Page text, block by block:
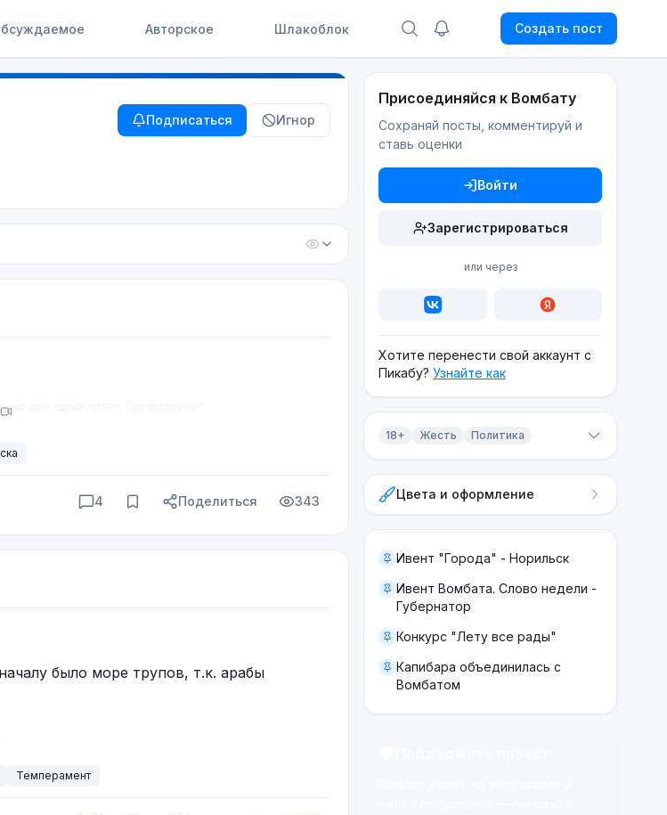
Авторское Шлакоблок Создать пост
Подписаться Игнор
но всё одно летят "по воздуху"
4 Поделиться 343
было море трупов, т.к. арабы
Темперамент
Присоединяйся к Вомбату
Сохраняй посты, комментируй и
ставь оценки
Войти
Зарегистрироваться
или через
Хотите перенести свой аккаунт с
Пикабу? Узнайте как
18+ Жесть Политика
ЖестьЦвета и оформление
Ивент "Города" - Норильск
Ивент Вомбата. Слово недели -
Губернатор
Конкурс "Лету все рады"
Капибара объединилась с
Вомбатом